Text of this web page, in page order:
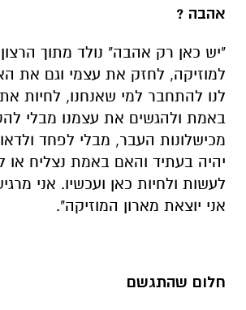
אהבה ?
"יש כאן רק אהבה" נולד מתוך
למוזיקה, לחזק את עצמי וגם את
לנו להתחבר למי שאנחנו, לחיות
באמת ולהגשים את עצמנו מבלי
מכישלונות העבר, מבלי לפחד
יהיה בעתיד והאם באמת נצליח
לעשות ולחיות כאן ועכשיו. אני
אני יוצאת מארון המוזיקה".
חלום שהתגשם